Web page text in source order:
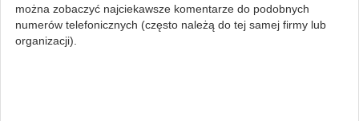
można zobaczyć najciekawsze komentarze do podobnych
numerów telefonicznych (często należą do tej samej firmy lub
organizacji).